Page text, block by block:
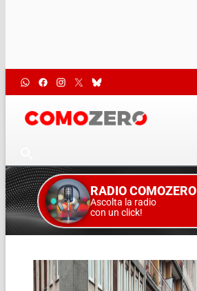
RADIO COMOZERO
Ascolta la radio
con un click!